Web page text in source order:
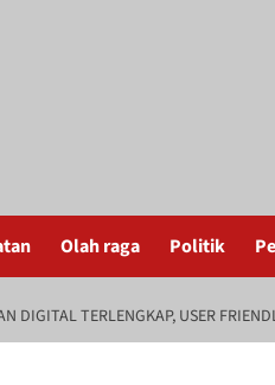
Olah raga Politik
DIGITAL TERLENGKAP, USER